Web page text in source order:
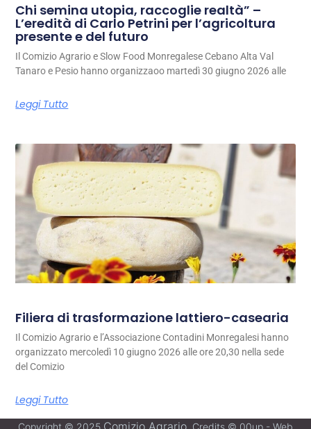
Chi semina utopia, raccoglie realtà” –
L’eredità di Carlo Petrini per l’agricoltura
presente e del futuro
Il Comizio Agrario e Slow Food Monregalese Cebano Alta Val
Tanaro e Pesio hanno organizzaoo martedì 30 giugno 2026 alle
Leggi Tutto
Filiera di trasformazione lattiero-casearia
Il Comizio Agrario e l’Associazione Contadini Monregalesi hanno
organizzato mercoledì 10 giugno 2026 alle ore 20,30 nella sede
del Comizio
Leggi Tutto
Copyright © 2025 Comizio Agrario . Credits © 00up - Web